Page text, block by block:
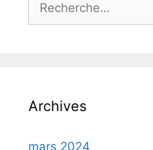
Archives
mars 2024